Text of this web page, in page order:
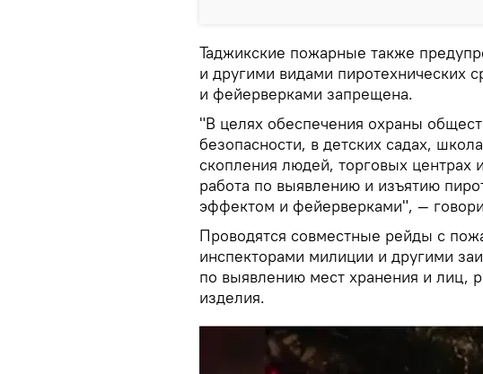
Таджикские пожарные также
и другими видами пиротехнических
и фейерверками запрещена.
"В целях обеспечения охраны
безопасности, в детских садах,
скопления людей, торговых центрах
работа по выявлению и изъятию
эффектом и фейерверками", —
Проводятся совместные рейды с
инспекторами милиции и другими
по выявлению мест хранения и лиц,
изделия.